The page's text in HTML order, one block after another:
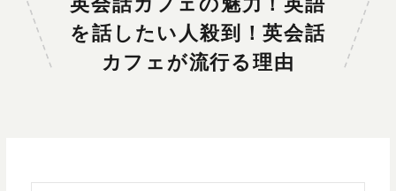
を話したい人殺到！英会話
カフェが流行る理由